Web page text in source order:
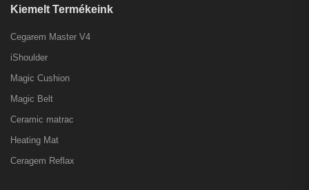
Kiemelt Termékeink
Cegarem Master V4
iShoulder
Magic Cushion
Magic Belt
Ceramic matrac
Heating Mat
Ceragem Reflax